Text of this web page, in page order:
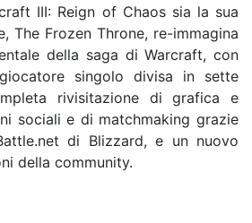
III: Reign of Chaos sia la sua
The Frozen Throne, re-immagina
della saga di Warcraft, con
singolo divisa in sette
rivisitazione di grafica e
sociali e di matchmaking grazie
di Blizzard, e un nuovo
della community.